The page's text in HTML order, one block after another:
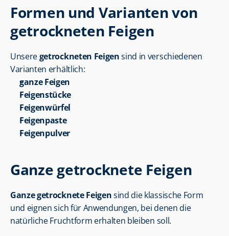
Formen und Varianten von
getrockneten Feigen
Unsere getrockneten Feigen sind in verschiedenen
Varianten erhältlich:
ganze Feigen
Feigenstücke
Feigenwürfel
Feigenpaste
Feigenpulver
Ganze getrocknete Feigen
Ganze getrocknete Feigen sind die klassische Form
und eignen sich für Anwendungen, bei denen die
natürliche Fruchtform erhalten bleiben soll.